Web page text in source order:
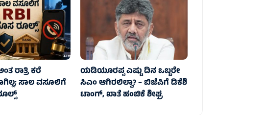
ರಾತ್ರಿ ಕರೆ
ಸಾಲ ವಸೂಲಿಗೆ
ಯಡಿಯೂರಪ್ಪ ಎಷ್ಟು ದಿನ ಒಬ್ಬರೇ
ಸಿಎಂ ಆಗಿರಲಿಲ್ವಾ? – ಬಿಜೆಪಿಗೆ ಡಿಕೆಶಿ
ಟಾಂಗ್, ಖಾತೆ ಹಂಚಿಕೆ ಶೀಘ್ರ